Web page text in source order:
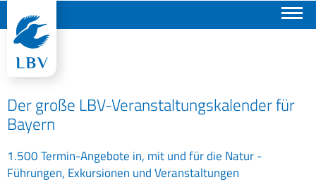
Der große LBV-Veranstaltungskalender für
Bayern
1.500 Termin-Angebote in, mit und für die Natur -
Führungen, Exkursionen und Veranstaltungen